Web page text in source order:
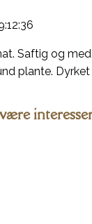
Saftig og
plante.